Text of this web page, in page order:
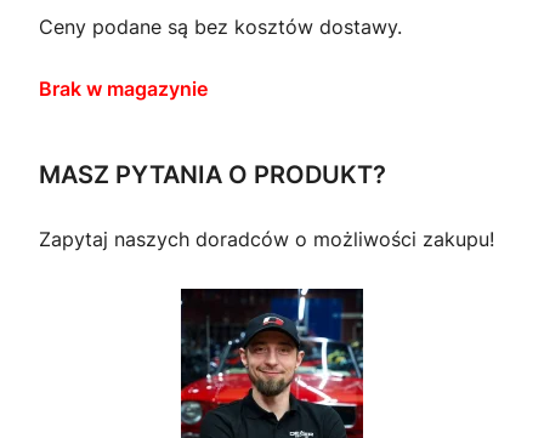
Ceny podane są bez kosztów dostawy.
Brak w magazynie
MASZ PYTANIA O PRODUKT?
Zapytaj naszych doradców o możliwości zakupu!